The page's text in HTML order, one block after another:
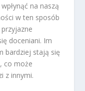
na naszą
w ten sposób
doceniani. Im
bardziej stają się
co może
z innymi.